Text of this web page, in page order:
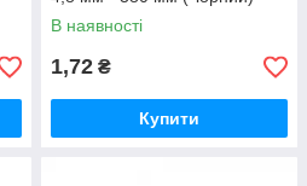
В наявності
1,72 ₴
Купити